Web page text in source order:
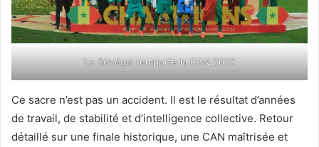
Le Sénégal remporte la CAN 2025
Ce sacre n’est pas un accident. Il est le résultat d’années
de travail, de stabilité et d’intelligence collective. Retour
détaillé sur une finale historique, une CAN maîtrisée et